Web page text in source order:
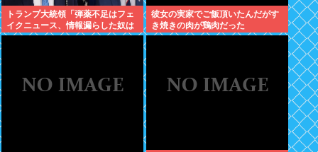
トランプ大統領「弾薬不足はフェ
イクニュース、情報漏らした奴は
極刑」
彼女の実家でご飯頂いたんだがす
き焼きの肉が鶏肉だった